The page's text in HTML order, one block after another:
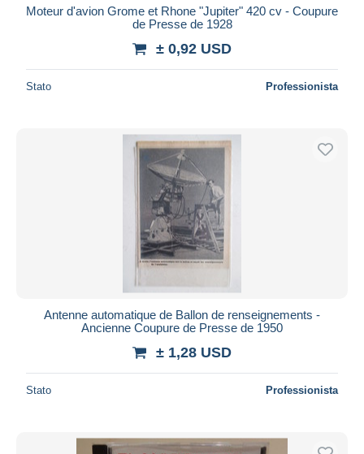
Moteur d'avion Grome et Rhone "Jupiter" 420 cv - Coupure
de Presse de 1928
± 0,92 USD
Stato Professionista
Antenne automatique de Ballon de renseignements -
Ancienne Coupure de Presse de 1950
± 1,28 USD
Stato Professionista